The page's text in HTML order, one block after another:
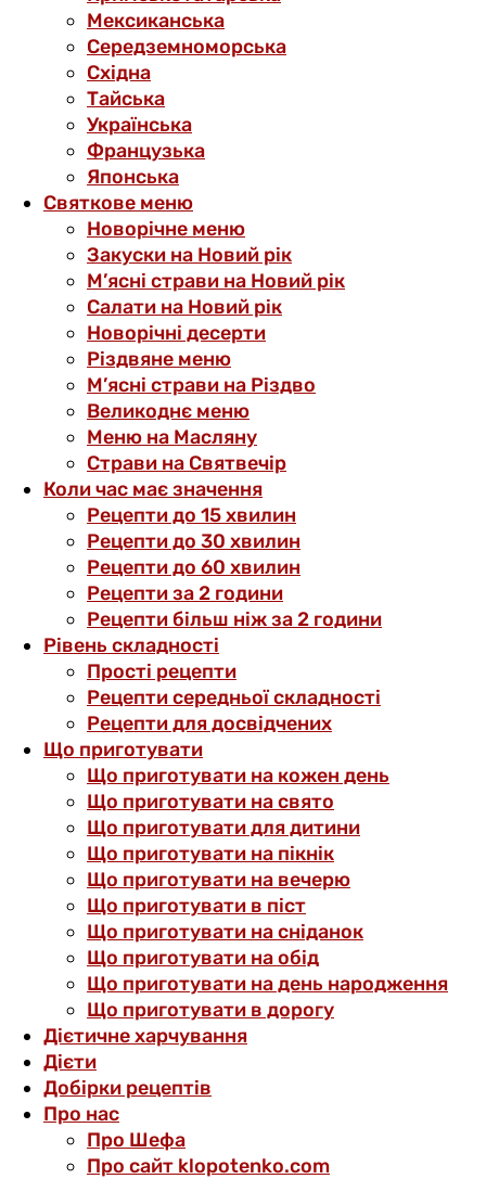
Мексиканська
Середземноморська
Східна
Тайська
Українська
Французька
Японська
Святкове меню
Новорічне меню
Закуски на Новий рік
М’ясні страви на Новий рік
Салати на Новий рік
Новорічні десерти
Різдвяне меню
М’ясні страви на Різдво
Великоднє меню
Меню на Масляну
Страви на Святвечір
Коли час має значення
Рецепти до 15 хвилин
Рецепти до 30 хвилин
Рецепти до 60 хвилин
Рецепти за 2 години
Рецепти більш ніж за 2 години
Рівень складності
Прості рецепти
Рецепти середньої складності
Рецепти для досвідчених
Що приготувати
Що приготувати на кожен день
Що приготувати на свято
Що приготувати для дитини
Що приготувати на пікнік
Що приготувати на вечерю
Що приготувати в піст
Що приготувати на сніданок
Що приготувати на обід
Що приготувати на день народження
Що приготувати в дорогу
Дієтичне харчування
Дієти
Добірки рецептів
Про нас
Про Шефа
Про сайт klopotenko.com